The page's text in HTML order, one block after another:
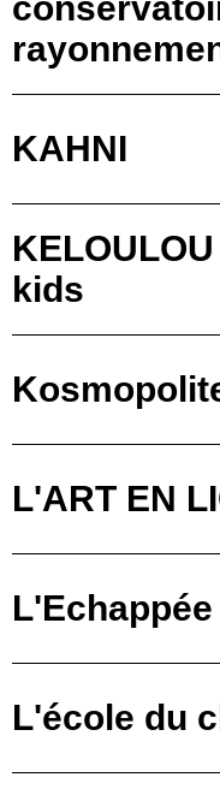
KAHNI
kids
L'ART EN
L'école du